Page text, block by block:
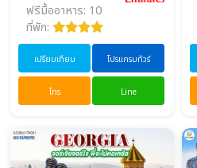
ฟรีมื้ออาหาร: 10
ที่พัก:
เปรียบเทียบ โปรแกรมทัวร์
โทร Line